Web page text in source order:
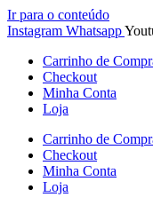
Ir para o conteúdo
Instagram Whatsapp
Carrinho de
Checkout
Minha Conta
Loja
Carrinho de
Checkout
Minha Conta
Loja